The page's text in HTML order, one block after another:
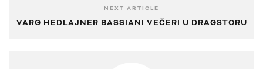
NEXT ARTICLE
VARG HEDLAJNER BASSIANI VEČERI U DRAGSTORU